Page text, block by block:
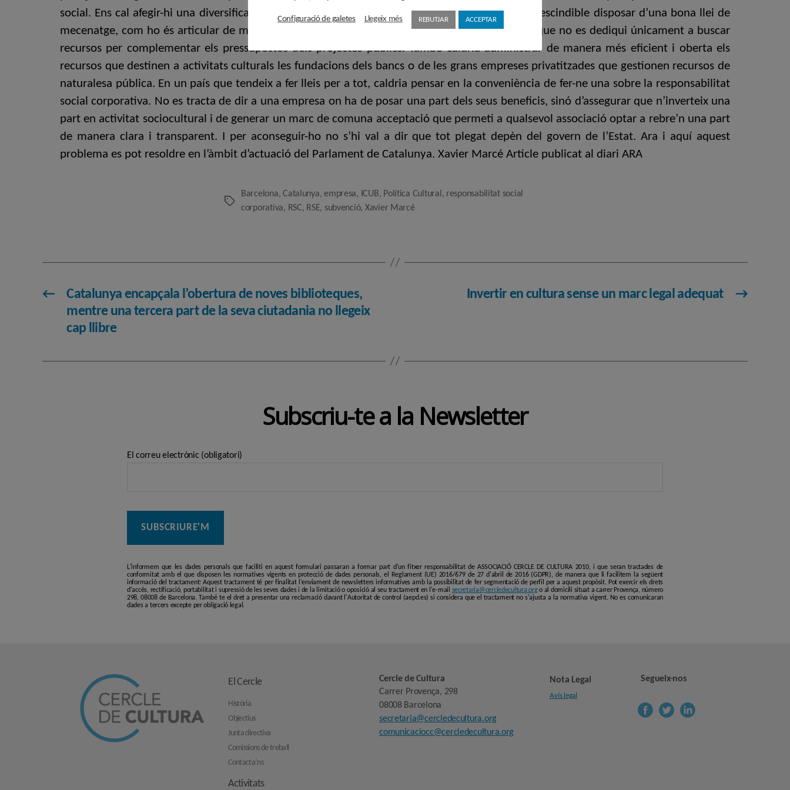
social. Ens cal afegir-hi una diversificació de les fonts de finançament. En aquest sentit, és imprescindible disposar d’una bona llei de
mecenatge, com ho és articular de manera transparent una agència de captació de patrocinis que no es dediqui únicament a buscar
recursos per complementar els pressupostos dels projectes públics. També caldria administrar de manera més eficient i oberta els
recursos que destinen a activitats culturals les fundacions dels bancs o de les grans empreses privatitzades que gestionen recursos de
naturalesa pública. En un país que tendeix a fer lleis per a tot, caldria pensar en la conveniència de fer-ne una sobre la responsabilitat
social corporativa. No es tracta de dir a una empresa on ha de posar una part dels seus beneficis, sinó d’assegurar que n’inverteix una
part en activitat sociocultural i de generar un marc de comuna acceptació que permeti a qualsevol associació optar a rebre’n una part
de manera clara i transparent. I per aconseguir-ho no s’hi val a dir que tot plegat depèn del govern de l’Estat. Ara i aquí aquest
problema es pot resoldre en l’àmbit d’actuació del Parlament de Catalunya. Xavier Marcé Article publicat al diari ARA
Etiquetes
Barcelona,Catalunya,empresa, ICUB, Política Cultural , responsabilitat social
corporativa, RSC, RSE, subvenció, Xavier Marcé
←
Catalunya encapçala l’obertura de noves biblioteques,
mentre una tercera part de la seva ciutadania no llegeix
cap llibre
→
Invertir en cultura sense un marc legal adequat
Subscriu-te a la Newsletter
El correu electrònic (obligatori)
L'informem que les dades personals que faciliti en aquest formulari passaran a formar part d'un fitxer responsabilitat de ASSOCIACIÓ CERCLE DE CULTURA 2010, i que seran tractades de
conformitat amb el que disposen les normatives vigents en protecció de dades personals, el Reglament (UE) 2016/679 de 27 d'abril de 2016 (GDPR), de manera que li facilitem la següent
informació del tractament: Aquest tractament té per finalitat l'enviament de newsletters informatives amb la possibilitat de fer segmentació de perfil per a aquest propòsit. Pot exercir els drets
d'accés, rectificació, portabilitat i supressió de les seves dades i de la limitació o oposició al seu tractament en l'e-mail secretaria@cercledecultura.orgo al domicili situat a carrer Provença, número
298, 08008 de Barcelona. També te el dret a presentar una reclamació davant l'Autoritat de control (aepd.es) si considera que el tractament no s'ajusta a la normativa vigent. No es comunicaran
dades a tercers excepte per obligació legal.
El Cercle
Història
Objectius
Junta directiva
Comissions de treball
Contacta’ns
Activitats
Cercle de Cultura
Carrer Provença, 298
08008 Barcelona
secretaria@cercledecultura.org
comunicaciocc@cercledecultura.org
Nota Legal
Avís legal
Segueix-nos
Configuració de galetes Llegeix més REBUTJAR ACCEPTAR